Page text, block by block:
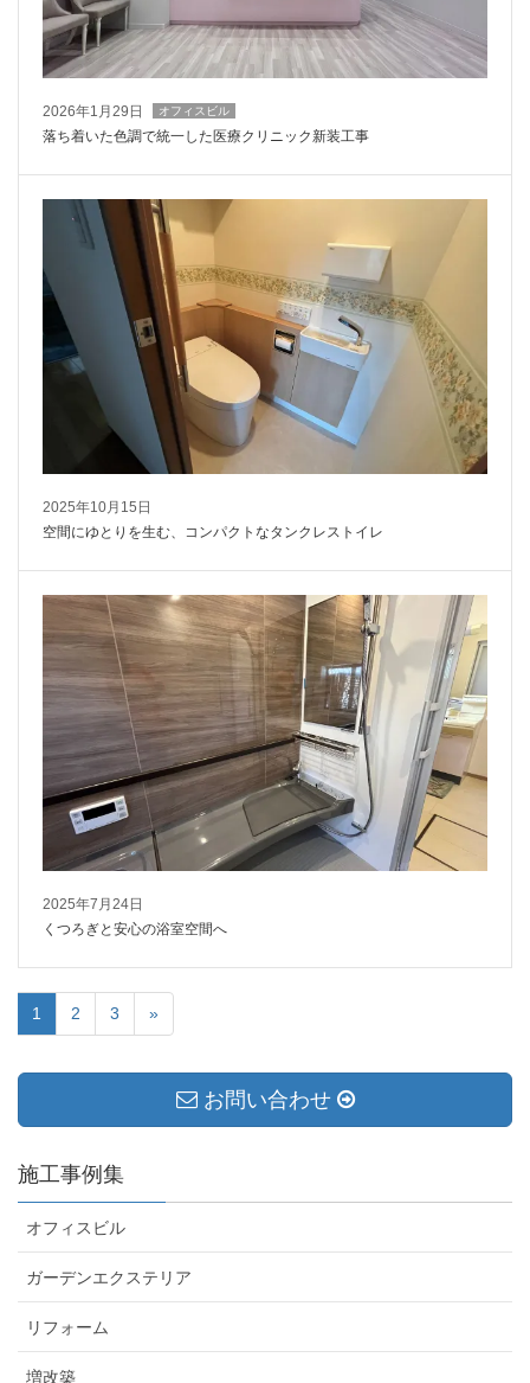
2026年1月29日 オフィスビル
落ち着いた色調で統一した医療クリニック新装工事
2025年10月15日
空間にゆとりを生む、コンパクトなタンクレストイレ
2025年7月24日
くつろぎと安心の浴室空間へ
1 2 3 »
お問い合わせ
施工事例集
オフィスビル
ガーデンエクステリア
リフォーム
増改築